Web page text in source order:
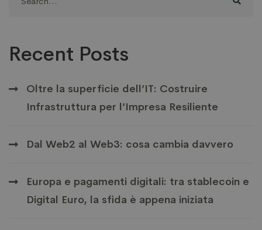
for:
Recent Posts
Oltre la superficie dell’IT: Costruire
Infrastruttura per l’Impresa Resiliente
Dal Web2 al Web3: cosa cambia davvero
Europa e pagamenti digitali: tra stablecoin e
Digital Euro, la sfida è appena iniziata